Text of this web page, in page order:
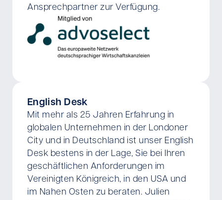
Ansprechpartner zur Verfügung.
English Desk
Mit mehr als 25 Jahren Erfahrung in
globalen Unternehmen in der Londoner
City und in Deutschland ist unser English
Desk bestens in der Lage, Sie bei Ihren
geschäftlichen Anforderungen im
Vereinigten Königreich, in den USA und
im Nahen Osten zu beraten. Julien